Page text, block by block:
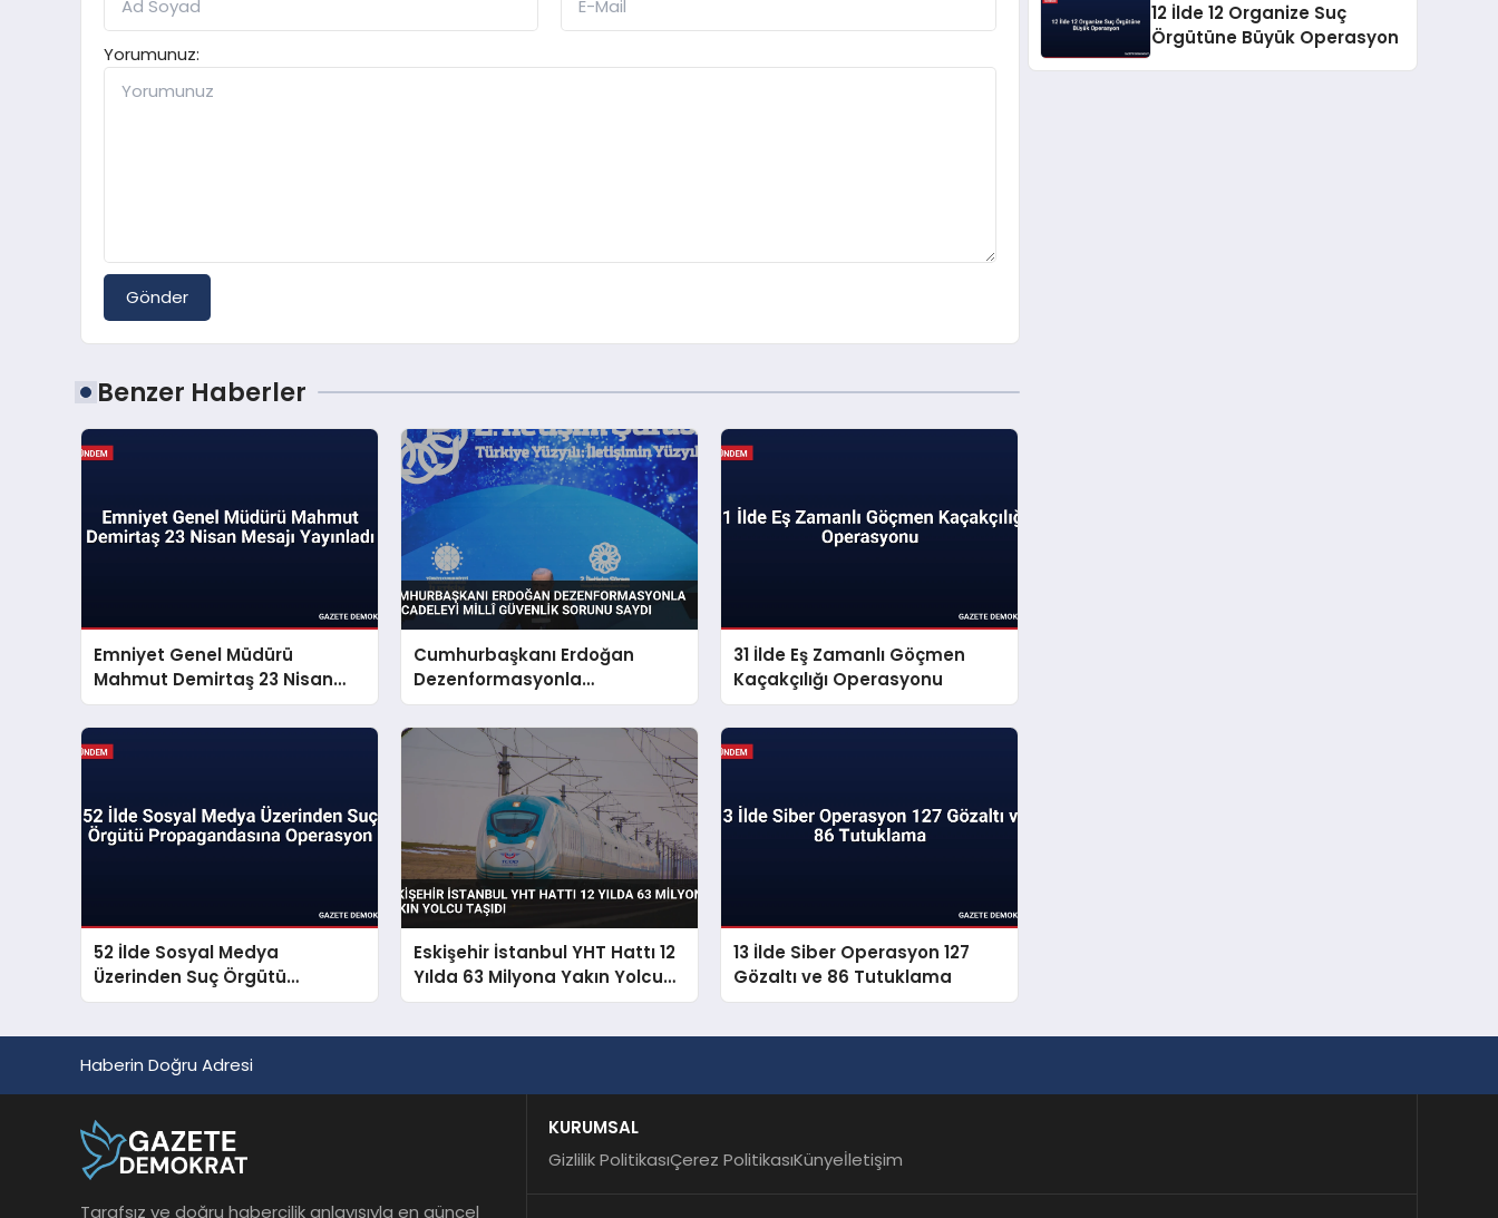
Yorumunuz:
Gönder
Benzer Haberler
Emniyet Genel Müdürü
Mahmut Demirtaş 23 Nisan
Mesajı Yayınladı
Cumhurbaşkanı Erdoğan
Dezenformasyonla
Mücadeleyi Millî Güvenlik
Sorunu Saydı
31 İlde Eş Zamanlı Göçmen
Kaçakçılığı Operasyonu
52 İlde Sosyal Medya
Üzerinden Suç Örgütü
Propagandasına Operasyon
Eskişehir İstanbul YHT Hattı 12
Yılda 63 Milyona Yakın Yolcu
Taşıdı
13 İlde Siber Operasyon 127
Gözaltı ve 86 Tutuklama
12 İlde 12 Organize Suç
Örgütüne Büyük Operasyon
Haberin Doğru Adresi
Tarafsız ve doğru habercilik anlayışıyla en güncel
KURUMSAL
Gizlilik PolitikasıÇerez PolitikasıKünyeİletişim